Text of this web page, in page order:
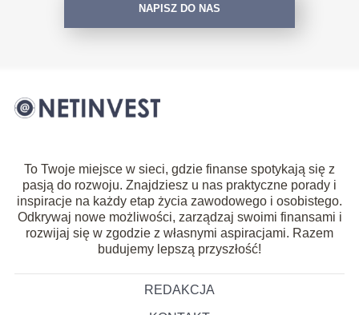
NAPISZ DO NAS
To Twoje miejsce w sieci, gdzie finanse spotykają się z
pasją do rozwoju. Znajdziesz u nas praktyczne porady i
inspiracje na każdy etap życia zawodowego i osobistego.
Odkrywaj nowe możliwości, zarządzaj swoimi finansami i
rozwijaj się w zgodzie z własnymi aspiracjami. Razem
budujemy lepszą przyszłość!
REDAKCJA